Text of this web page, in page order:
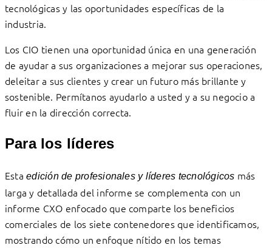
tecnológicas y las oportunidades específicas de la
industria.
Los CIO tienen una oportunidad única en una generación
de ayudar a sus organizaciones a mejorar sus operaciones,
deleitar a sus clientes y crear un futuro más brillante y
sostenible. Permítanos ayudarlo a usted y a su negocio a
fluir en la dirección correcta.
Para los líderes
Estaedición de profesionales y líderes tecnológicos más
larga y detallada del informe se complementa con un
informe CXO enfocado que comparte los beneficios
comerciales de los siete contenedores que identificamos,
mostrando cómo un enfoque nítido en los temas